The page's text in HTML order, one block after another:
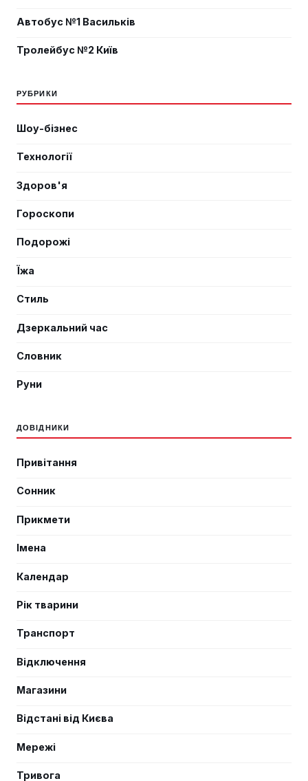
Автобус №1 Васильків
Тролейбус №2 Київ
РУБРИКИ
Шоу-бізнес
Технології
Здоров'я
Гороскопи
Подорожі
Їжа
Стиль
Дзеркальний час
Словник
Руни
ДОВІДНИКИ
Привітання
Сонник
Прикмети
Імена
Календар
Рік тварини
Транспорт
Відключення
Магазини
Відстані від Києва
Мережі
Тривога